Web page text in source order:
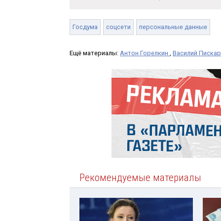
Госдума соцсети персональные данные
Ещё материалы: Антон Горелкин Василий
Рекомендуемые материалы